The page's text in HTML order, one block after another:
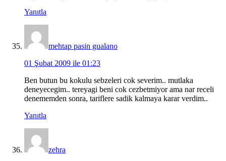
Yanıtla
mehtap pasin gualano
01 Şubat 2009 ile 01:23
Ben butun bu kokulu sebzeleri cok severim.. mutlaka
deneyecegim.. tereyagi beni cok cezbetmiyor ama nar receli
denememden sonra, tariflere sadik kalmaya karar verdim..
Yanıtla
zehra